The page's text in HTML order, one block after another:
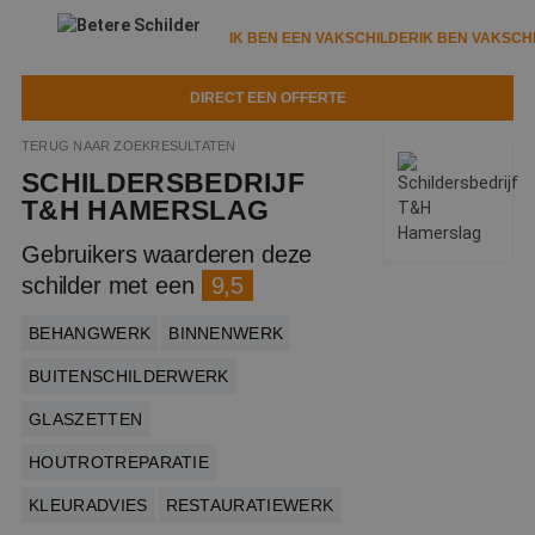
IK BEN EEN VAKSCHILDERIK BEN
DIRECT EEN OFFERTE
IK BEN EEN VAKSCHILDER
Documenten
Tools
Kennisbank
Infopakket
Verfspuitbedrijf?
IK ZOEK EEN VAKSCHILDERVAKSCHILDER ZOEKEN
Zoeken naar een schilder
Service
Waarom de betere schilder?
DIRECT EEN OFFERTE
Vacatures
Veelgestelde vragen
TERUG NAAR ZOEKRESULTATEN
SCHILDERSBEDRIJF
T&H HAMERSLAG
Gebruikers waarderen deze
schilder met een
9,5
BEHANGWERK BINNENWERK
BUITENSCHILDERWERK
GLASZETTEN
HOUTROTREPARATIE
KLEURADVIES RESTAURATIEWERK